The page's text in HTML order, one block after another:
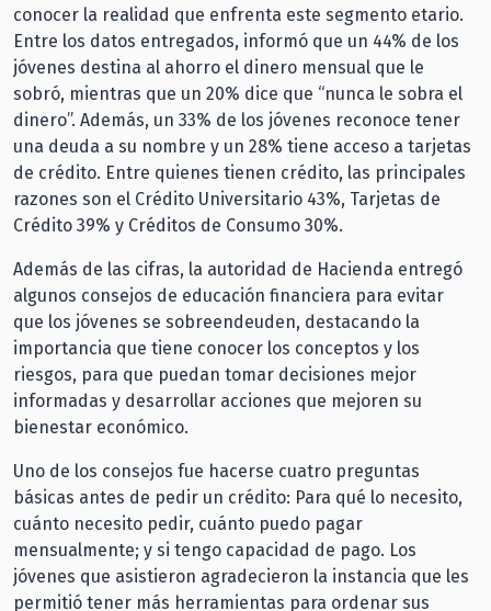
conocer la realidad que enfrenta este segmento etario.
Entre los datos entregados, informó que un 44% de los
jóvenes destina al ahorro el dinero mensual que le
sobró, mientras que un 20% dice que “nunca le sobra el
dinero”. Además, un 33% de los jóvenes reconoce tener
una deuda a su nombre y un 28% tiene acceso a tarjetas
de crédito. Entre quienes tienen crédito, las principales
razones son el Crédito Universitario 43%, Tarjetas de
Crédito 39% y Créditos de Consumo 30%.
Además de las cifras, la autoridad de Hacienda entregó
algunos consejos de educación financiera para evitar
que los jóvenes se sobreendeuden, destacando la
importancia que tiene conocer los conceptos y los
riesgos, para que puedan tomar decisiones mejor
informadas y desarrollar acciones que mejoren su
bienestar económico.
Uno de los consejos fue hacerse cuatro preguntas
básicas antes de pedir un crédito: Para qué lo necesito,
cuánto necesito pedir, cuánto puedo pagar
mensualmente; y si tengo capacidad de pago. Los
jóvenes que asistieron agradecieron la instancia que les
permitió tener más herramientas para ordenar sus